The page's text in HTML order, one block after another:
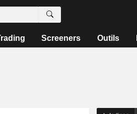
Screeners Outils